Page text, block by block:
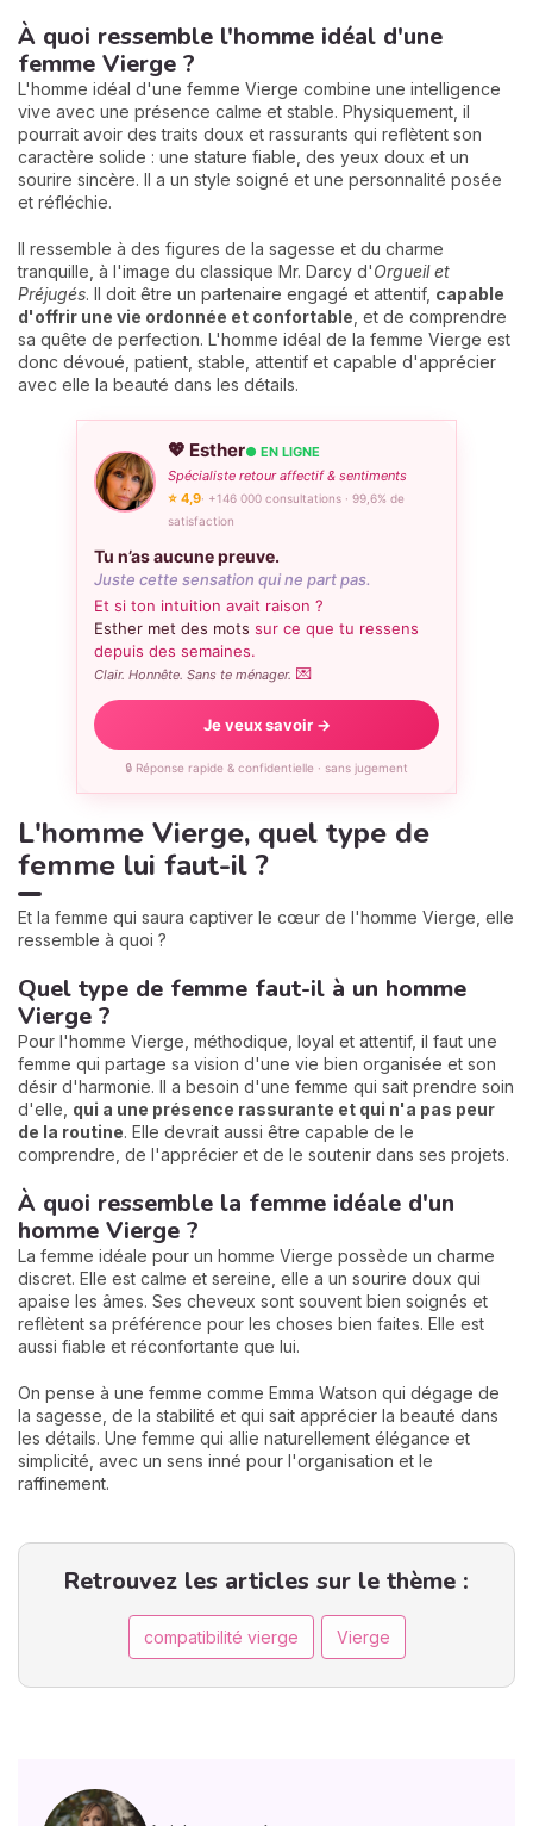
À quoi ressemble l'homme idéal d'une
femme Vierge ?
L'homme idéal d'une femme Vierge combine une intelligence
vive avec une présence calme et stable. Physiquement, il
pourrait avoir des traits doux et rassurants qui reflètent son
caractère solide : une stature fiable, des yeux doux et un
sourire sincère. Il a un style soigné et une personnalité posée
et réfléchie.
Il ressemble à des figures de la sagesse et du charme
tranquille, à l'image du classique Mr. Darcy d'Orgueil et
Préjugés. Il doit être un partenaire engagé et attentif, capable
d'offrir une vie ordonnée et confortable, et de comprendre
sa quête de perfection. L'homme idéal de la femme Vierge est
donc dévoué, patient, stable, attentif et capable d'apprécier
avec elle la beauté dans les détails.
💖 Esther● EN LIGNE
Spécialiste retour affectif & sentiments
⭐ 4,9· +146 000 consultations · 99,6% de
satisfaction
Tu n’as aucune preuve.
Juste cette sensation qui ne part pas.
Et si ton intuition avait raison ?
Esther met des mots sur ce que tu ressens
depuis des semaines.
Clair. Honnête. Sans te ménager. 💌
Je veux savoir →
🔒 Réponse rapide & confidentielle · sans jugement
L'homme Vierge, quel type de
femme lui faut-il ?
Et la femme qui saura captiver le cœur de l'homme Vierge, elle
ressemble à quoi ?
Quel type de femme faut-il à un homme
Vierge ?
Pour l'homme Vierge, méthodique, loyal et attentif, il faut une
femme qui partage sa vision d'une vie bien organisée et son
désir d'harmonie. Il a besoin d'une femme qui sait prendre soin
d'elle, qui a une présence rassurante et qui n'a pas peur
de la routine. Elle devrait aussi être capable de le
comprendre, de l'apprécier et de le soutenir dans ses projets.
À quoi ressemble la femme idéale d'un
homme Vierge ?
La femme idéale pour un homme Vierge possède un charme
discret. Elle est calme et sereine, elle a un sourire doux qui
apaise les âmes. Ses cheveux sont souvent bien soignés et
reflètent sa préférence pour les choses bien faites. Elle est
aussi fiable et réconfortante que lui.
On pense à une femme comme Emma Watson qui dégage de
la sagesse, de la stabilité et qui sait apprécier la beauté dans
les détails. Une femme qui allie naturellement élégance et
simplicité, avec un sens inné pour l'organisation et le
raffinement.
Retrouvez les articles sur le thème :
compatibilité vierge Vierge